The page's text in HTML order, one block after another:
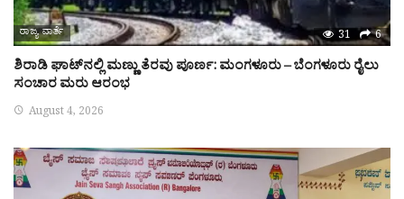
ರಾಜ್ಯ ವಾರ್ತೆ 31 6
ಶಿರಾಡಿ ಘಾಟ್‌ನಲ್ಲಿ ಮಣ್ಣು ತೆರವು ಪೂರ್ಣ: ಮಂಗಳೂರು – ಬೆಂಗಳೂರು ರೈಲು
ಸಂಚಾರ ಮರು ಆರಂಭ
August 4, 2026